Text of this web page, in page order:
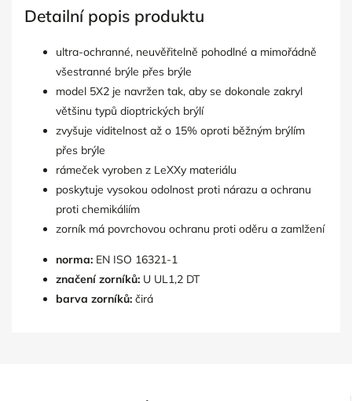
Detailní popis produktu
ultra-ochranné, neuvěřitelně pohodlné a mimořádně
všestranné brýle přes brýle
model 5X2 je navržen tak, aby se dokonale zakryl
většinu typů dioptrických brýlí
zvyšuje viditelnost až o 15% oproti běžným brýlím
přes brýle
rámeček vyroben z LeXXy materiálu
poskytuje vysokou odolnost proti nárazu a ochranu
proti chemikáliím
zorník má povrchovou ochranu proti oděru a zamlžení
norma: EN ISO 16321-1
značení zorníků: U UL1,2 DT
barva zorníků: čirá